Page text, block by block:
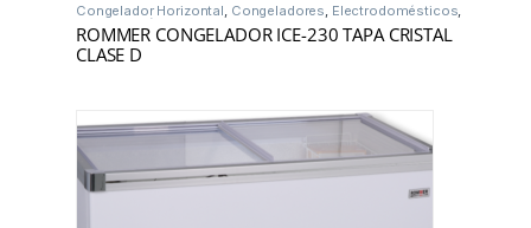
Congelador Horizontal, Congeladores, Electrodomésticos,
Refrigeración
ROMMER CONGELADOR ICE-230 TAPA CRISTAL
CLASE D